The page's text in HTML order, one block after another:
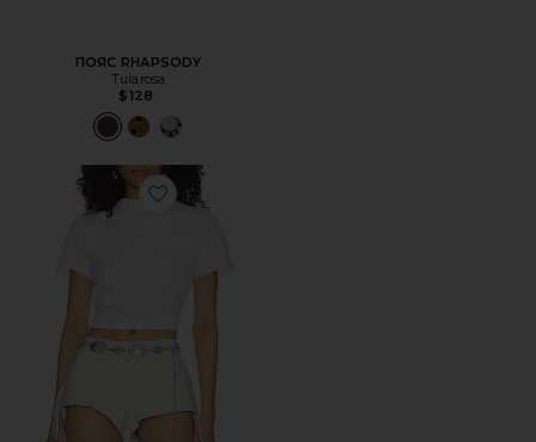
ПОЯС RHAPSODY
Tularosa
$128
Favorite ПОЯС CONCHO